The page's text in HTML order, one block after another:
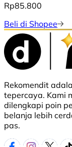
Rp85.800
Beli di Shopee
Rekomendit
tepercaya. Kami
dilengkapi poin
belanja lebih
pas.